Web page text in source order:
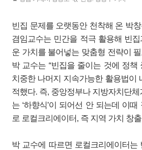
빈집 문제를 오랫동안 천착해 온 박
겸임교수는 민간을 적극 활용해 빈
운 가치를 불어넣는 맞춤형 전략이
박 교수는 “빈집을 줄이는 것에 정책
치중한 나머지 지속가능한 활용법이
적했다. 즉, 중앙정부나 지방자치단
는 ‘하향식’이 되어선 안 되는데 이
로 로컬크리에이터, 즉 지역 가치 창
박 교수에 따르면 로컬크리에이터는